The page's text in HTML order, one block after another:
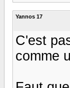
Yannos 17
C'est
comme